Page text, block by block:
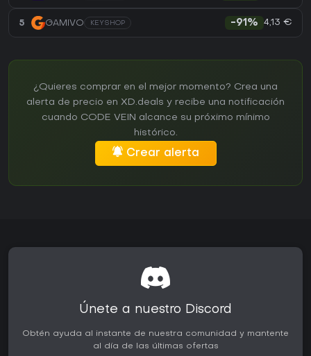
5 GAMIVO KEYSHOP -91% 4,13 €
¿Quieres comprar en el mejor momento? Crea una
alerta de precio en XD.deals y recibe una notificación
cuando CODE VEIN alcance su próximo mínimo
histórico.
Crear alerta
Únete a nuestro Discord
Obtén ayuda al instante de nuestra comunidad y mantente
al día de las últimas ofertas